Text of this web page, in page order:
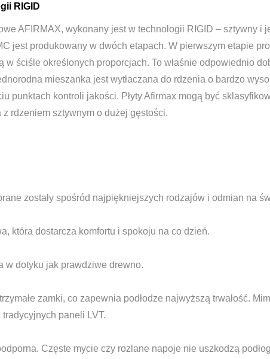
RIGID
AFIRMAX, wykonany jest w technologii RIGID – sztywny i
jest produkowany w dwóch etapach. W pierwszym etapie
w ściśle określonych proporcjach. To właśnie odpowiednio
mieszanka jest wytłaczana do rdzenia o bardzo
punktach kontroli jakości. Płyty Afirmax mogą być
rdzeniem sztywnym o dużej gęstości.
zostały spośród najpiękniejszych rodzajów i odmian na
która dostarcza komfortu i spokoju na co dzień.
w dotyku jak prawdziwe drewno.
zamki, co zapewnia podłodze najwyższą trwałość.
paneli LVT.
Częste mycie czy rozlane napoje nie uszkodzą